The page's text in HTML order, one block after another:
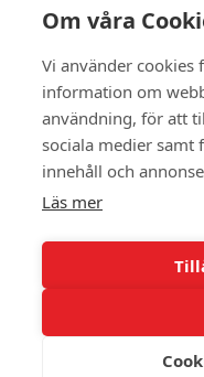
Om våra
Vi använder cookies
information om
användning, för att
sociala medier samt
innehåll och
Läs mer
Få
varje
aip@flowyinfo.se
Instagram
LinkedIn
Twitter
Få veckans bästa
artiklar på mejlen
PRENUMERERA
© 2026 Aktuellt i